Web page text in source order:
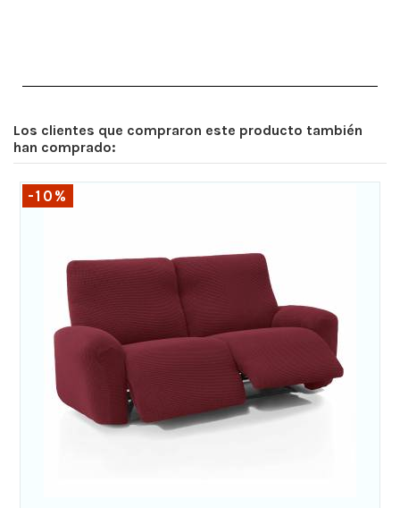
Los clientes que compraron este producto también
han comprado:
-10%